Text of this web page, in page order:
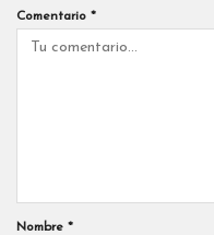
Comentario *
Nombre *